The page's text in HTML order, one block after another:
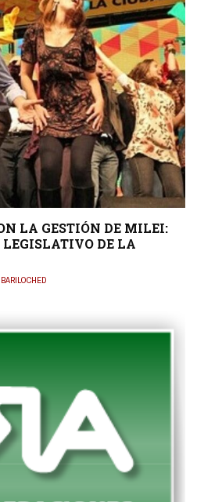
LA GESTIÓN DE MILEI:
LEGISLATIVO DE LA
BARILOCHED